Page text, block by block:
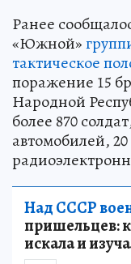
Ранее
«Южной»
тактическое
поражение 15
Народной
более 870
автомобилей,
Над СССР
пришельцев:
искала и